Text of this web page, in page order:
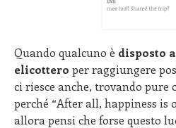
Quando qualcuno è disposto
elicottero per raggiungere
ci riesce anche, trovando pure
perché “After all, happiness is
allora pensi che forse questo